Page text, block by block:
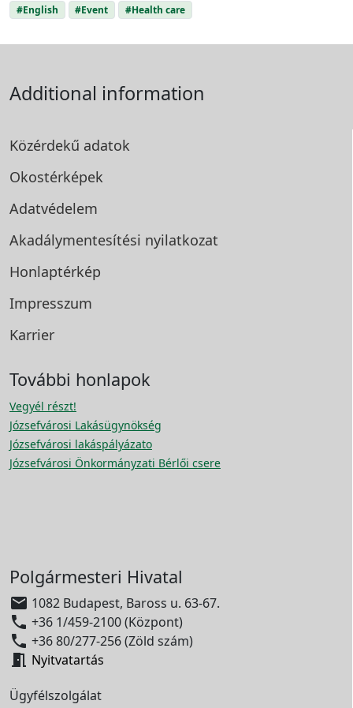
#English #Event #Health care
Additional information
Közérdekű adatok
Okostérképek
Adatvédelem
Akadálymentesítési nyilatkozat
Honlaptérkép
Impresszum
Karrier
További honlapok
Vegyél részt!
Józsefvárosi Lakásügynökség
Józsefvárosi lakáspályázato
Józsefvárosi Önkormányzati Bérlői csere
Polgármesteri Hivatal
 1082 Budapest, Baross u. 63-67.
 +36 1/459-2100 (Központ)
 +36 80/277-256 (Zöld szám)
 Nyitvatartás
Ügyfélszolgálat